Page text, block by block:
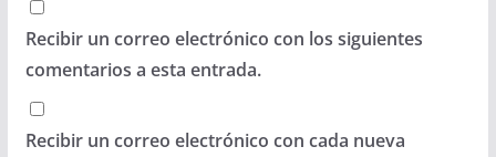
Recibir un correo electrónico con los siguientes
comentarios a esta entrada.
Recibir un correo electrónico con cada nueva